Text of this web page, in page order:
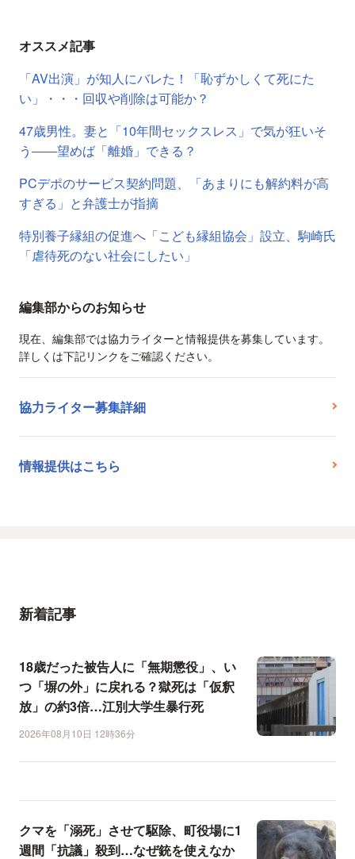
オススメ記事
「AV出演」が知人にバレた！「恥ずかしくて死にた
い」・・・回収や削除は可能か？
47歳男性。妻と「10年間セックスレス」で気が狂いそ
う――望めば「離婚」できる？
PCデポのサービス契約問題、「あまりにも解約料が高
すぎる」と弁護士が指摘
特別養子縁組の促進へ「こども縁組協会」設立、駒崎氏
「虐待死のない社会にしたい」
編集部からのお知らせ
現在、編集部では協力ライターと情報提供を募集しています。
詳しくは下記リンクをご確認ください。
協力ライター募集詳細
情報提供はこちら
新着記事
18歳だった被告人に「無期懲役」、い
つ「塀の外」に戻れる？獄死は「仮釈
放」の約3倍…江別大学生暴行死
2026年08月10日 12時36分
クマを「溺死」させて駆除、町役場に1
週間「抗議」殺到…なぜ銃を使えなか